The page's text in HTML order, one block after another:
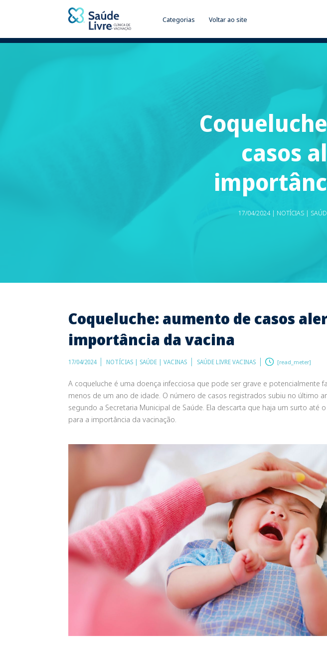
Categorias Voltar ao site
casos
17/04/2024 | NOTÍCIAS |
Coqueluche: aumento de casos
importância da vacina
17/04/2024 NOTÍCIAS | SAÚDE | VACINAS SAÚDE LIVRE VACINAS [read_meter]
A coqueluche é uma doença infecciosa que pode ser grave e potencialmente
menos de um ano de idade. O número de casos registrados subiu no último
segundo a Secretaria Municipal de Saúde. Ela descarta que haja um surto até
para a importância da vacinação.